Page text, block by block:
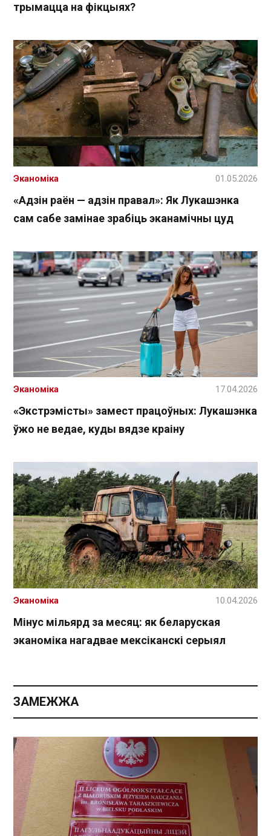
трымацца на фікцыях?
«Адзін раён — адзін правал»: Як Лукашэнка
сам сабе замінае зрабіць эканамічны цуд
Эканоміка 01.05.2026
«Экстрэмісты» замест працоўных: Лукашэнка
ўжо не ведае, куды вядзе краіну
Эканоміка 17.04.2026
Мінус мільярд за месяц: як беларуская
эканоміка нагадвае мексіканскі серыял
Эканоміка 10.04.2026
ЗАМЕЖЖА